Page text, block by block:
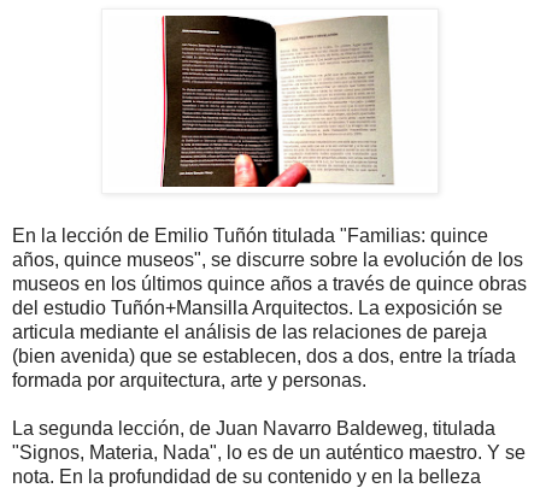
En la lección de Emilio Tuñón titulada "Familias: quince
años, quince museos", se discurre sobre la evolución de los
museos en los últimos quince años a través de quince obras
del estudio Tuñón+Mansilla Arquitectos. La exposición se
articula mediante el análisis de las relaciones de pareja
(bien avenida) que se establecen, dos a dos, entre la tríada
formada por arquitectura, arte y personas.
La segunda lección, de Juan Navarro Baldeweg, titulada
"Signos, Materia, Nada", lo es de un auténtico maestro. Y se
nota. En la profundidad de su contenido y en la belleza